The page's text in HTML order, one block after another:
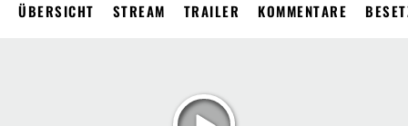
ÜBERSICHT STREAM TRAILER KOMMENTARE